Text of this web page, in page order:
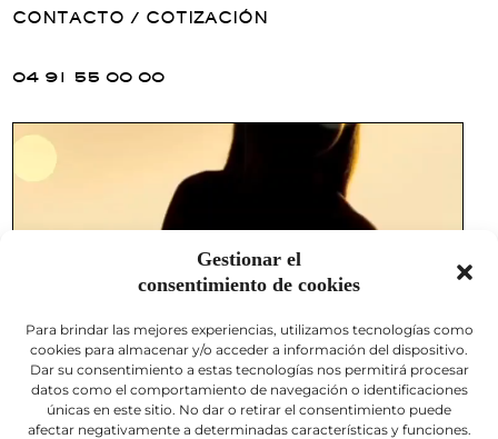
Gestionar el
consentimiento de cookies
Para brindar las mejores experiencias, utilizamos tecnologías como
cookies para almacenar y/o acceder a información del dispositivo.
Dar su consentimiento a estas tecnologías nos permitirá procesar
datos como el comportamiento de navegación o identificaciones
únicas en este sitio. No dar o retirar el consentimiento puede
afectar negativamente a determinadas características y funciones.
CONTACTO / COTIZACIÓN
04 91 55 00 00